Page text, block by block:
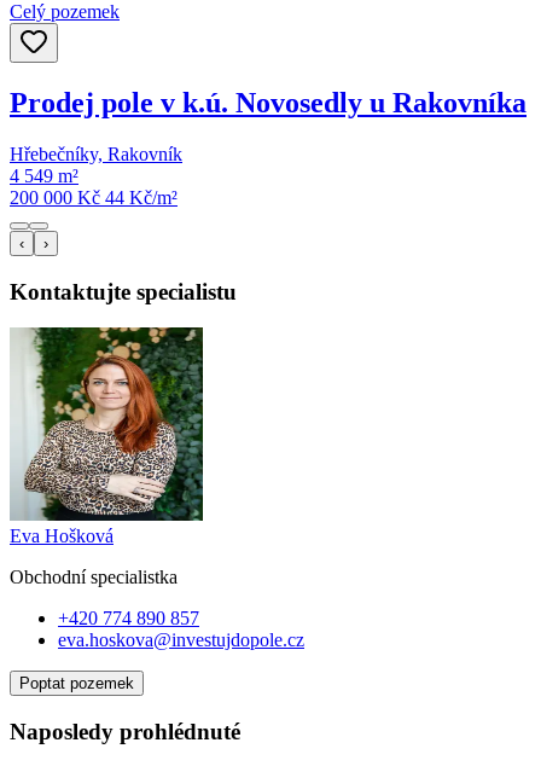
Celý pozemek
Prodej pole v k.ú. Novosedly u Rakovníka
Hřebečníky, Rakovník
4 549 m²
200 000 Kč 44 Kč/m²
‹ ›
Kontaktujte specialistu
Eva Hošková
Obchodní specialistka
+420 774 890 857
eva.hoskova@investujdopole.cz
Poptat pozemek
Naposledy prohlédnuté